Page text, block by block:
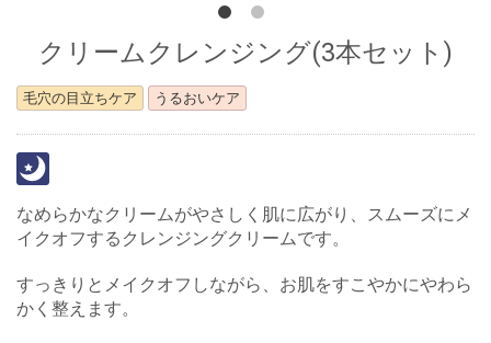
クリームクレンジング(3本セット)
毛穴の目立ちケア うるおいケア
なめらかなクリームがやさしく肌に広がり、スムーズにメ
イクオフするクレンジングクリームです。
すっきりとメイクオフしながら、お肌をすこやかにやわら
かく整えます。